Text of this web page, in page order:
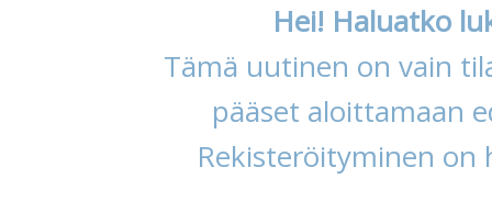
Hei! Haluatko
Tämä uutinen on vain
pääset aloittamaan
Rekisteröityminen